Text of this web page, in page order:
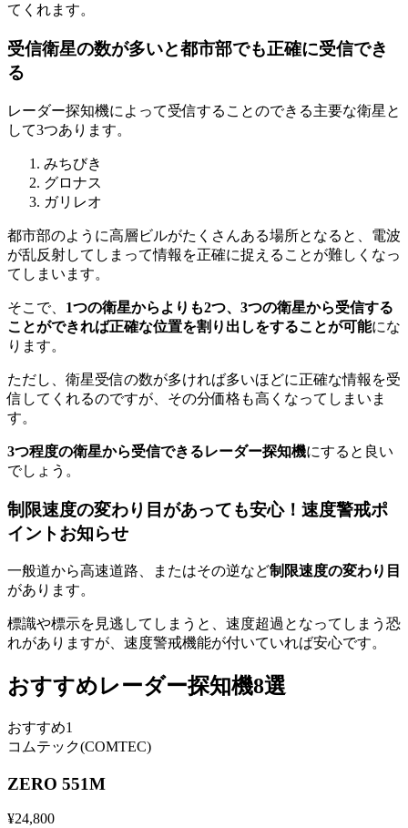
てくれます。
受信衛星の数が多いと都市部でも正確に受信でき
る
レーダー探知機によって受信することのできる主要な衛星と
して3つあります。
みちびき
グロナス
ガリレオ
都市部のように高層ビルがたくさんある場所となると、電波
が乱反射してしまって情報を正確に捉えることが難しくなっ
てしまいます。
そこで、 1つの衛星からよりも2つ、3つの衛星から受信する
ことができれば正確な位置を割り出しをすることが可能にな
ります。
ただし、衛星受信の数が多ければ多いほどに正確な情報を受
信してくれるのですが、その分価格も高くなってしまいま
す。
3つ程度の衛星から受信できるレーダー探知機にすると良い
でしょう。
制限速度の変わり目があっても安心！速度警戒ポ
イントお知らせ
一般道から高速道路、またはその逆など制限速度の変わり目
があります。
標識や標示を見逃してしまうと、速度超過となってしまう恐
れがありますが、速度警戒機能が付いていれば安心です。
おすすめレーダー探知機8選
おすすめ1
コムテック(COMTEC)
ZERO 551M
¥24,800